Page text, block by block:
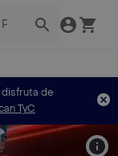
disfruta de
TyC